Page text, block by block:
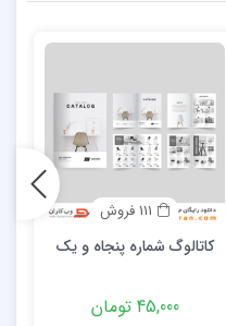
111 فروش
کاتالوگ شماره پنجاه و یک
45,000 تومان